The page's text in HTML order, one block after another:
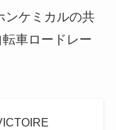
ンケミカルの共
車ロードレー